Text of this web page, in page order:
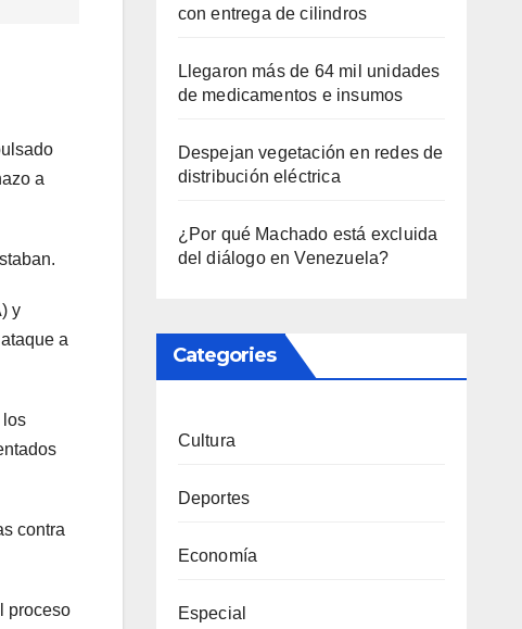
a
y
a
los
contra
proceso
con entrega de cilindros
Llegaron más de 64 mil unidades
de medicamentos e insumos
Despejan vegetación en redes de
distribución eléctrica
¿Por qué Machado está excluida
del diálogo en Venezuela?
Categories
Cultura
Deportes
Economía
Especial